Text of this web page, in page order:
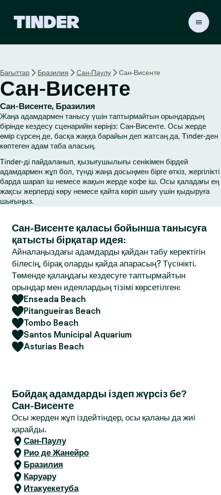
r
H
o
m
e
Бағыттар Бразилия Сан-Паулу Сан-Висенте
Сан-Висенте
Сан-Висенте, Бразилия
Жаңа адамдармен танысу үшін таптырмайтын орындардың
бірінде кездесу сценарийін көріңіз: Сан-Висенте. Осы жерде
өмір сүрсең де, басқа жаққа барайын деп жатсаң да, Tinder-ден
көптеген адам таба аласың.
Tinder-ді пайдаланып, қызығушылығы сенікімен бірдей
адамдармен жұп бол, түнді жаңа досыңмен бірге өткіз, жергілікті
барда шарап іш немесе жақын жерде кофе іш. Осы қаладағы ең
жақсы жерлерді көру немесе қайта көріп шығу үшін қыдыруға
шығыңыз.
Сан-Висенте қаласы бойынша танысуға
қатысты бірқатар идея:
Айналаңыздағы адамдарды қайдан табу керектігін
білесің, бірақ оларды қайда апарасың? Түсінікті.
Төменде қалаңдағы кездесуге таптырмайтын
орындар мен идеялардың тізімі көрсетілген:
Enseada Beach
Pitangueiras Beach
Tombo Beach
Santos Municipal Aquarium
Asturias Beach
Бойдақ адамдарды іздеп жүрсіз бе?
Сан-Висенте
Осы жерден жұп іздейтіндер, осы қаланы да жиі
қарайды.
Сан-Паулу
Рио де Жанейро
Бразилия
Каруару
Итакуекетуба